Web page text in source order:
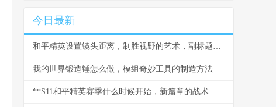
今日最新
和平精英设置镜头距离，制胜视野的艺术，副标题，从新手到大神的视角密钥
我的世界锻造锤怎么做，模组奇妙工具的制造方法
**S11和平精英赛季什么时候开始，新篇章的战术与期待**